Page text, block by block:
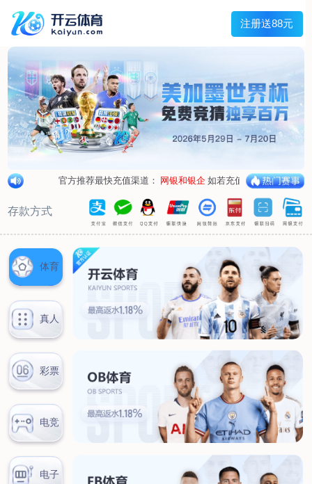
Menu
网站首页
关于我们
产品中心
荣誉资质
厂区设备
人才招聘
新闻中心
销售网点